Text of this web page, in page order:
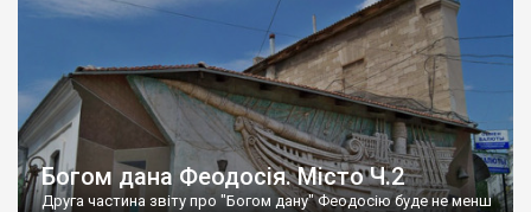
Богом дана Феодосія. Місто Ч.2
Друга частина звіту про "Богом дану" Феодосію буде не менш